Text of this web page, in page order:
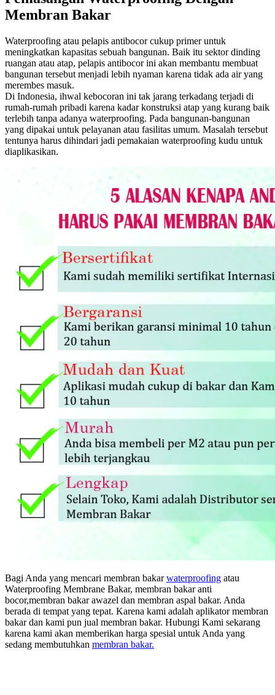
Membran Bakar
Waterproofing atau pelapis antibocor cukup primer untuk
meningkatkan kapasitas sebuah bangunan. Baik itu sektor dinding
ruangan atau atap, pelapis antibocor ini akan membantu membuat
bangunan tersebut menjadi lebih nyaman karena tidak ada air yang
merembes masuk.
Di Indonesia, ihwal kebocoran ini tak jarang terkadang terjadi di
rumah-rumah pribadi karena kadar konstruksi atap yang kurang baik
terlebih tanpa adanya waterproofing. Pada bangunan-bangunan
yang dipakai untuk pelayanan atau fasilitas umum. Masalah tersebut
tentunya harus dihindari jadi pemakaian waterproofing kudu untuk
diaplikasikan.
Bagi Anda yang mencari membran bakarwaterproofing atau
Waterproofing Membrane Bakar, membran bakar anti
bocor,membran bakar awazel dan membran aspal bakar. Anda
berada di tempat yang tepat. Karena kami adalah aplikator membran
bakar dan kami pun jual membran bakar. Hubungi Kami sekarang
karena kami akan memberikan harga spesial untuk Anda yang
sedang membutuhkan membran bakar.